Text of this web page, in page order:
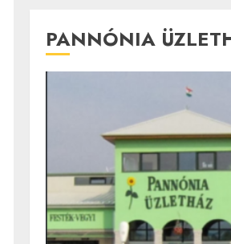
PANNÓNIA